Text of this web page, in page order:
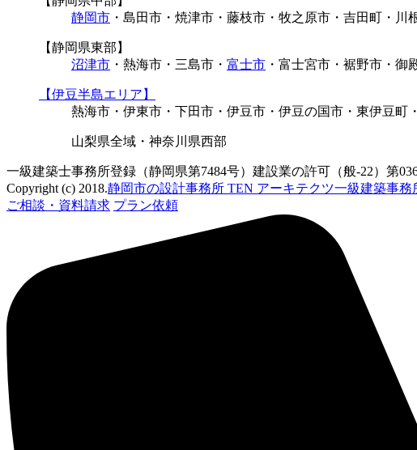
静岡市 ・島田市・焼津市・藤枝市・牧之原市・吉田町・川
【静岡県東部】
沼津市 ・熱海市・三島市・ 富士市 ・富士宮市・裾野市・
【伊豆半島エリア】
熱海市・伊東市・下田市・伊豆市・伊豆の国市・東伊豆町
山梨県全域・神奈川県西部
一級建築士事務所登録（静岡県第7484号）建設業の許可（般-22）第
Copyright (c) 2018.静岡市の設計事務所 TEN アーキテクツ一級建築事務
ご相談・資料請求 プラン依頼